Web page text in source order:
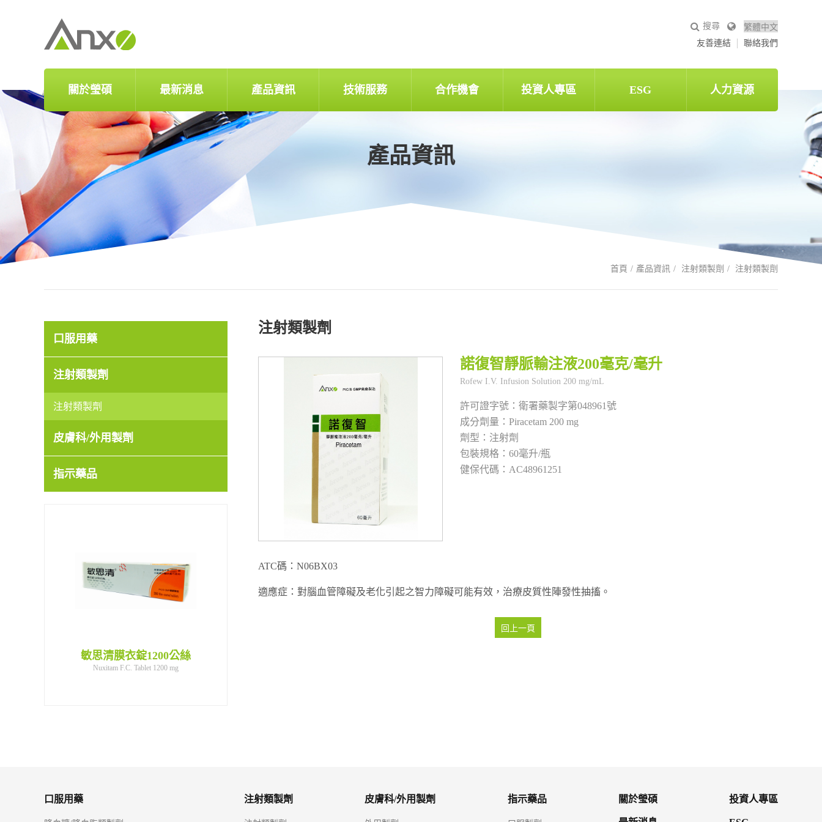
友善連結 聯絡我們
關於瑩碩 最新消息 產品資訊 技術服務 合作機會 投資人專區 ESG 人力資源
產品資訊
首頁 產品資訊 注射類製劑 注射類製劑
口服用藥
注射類製劑
注射類製劑
皮膚科/外用製劑
指示藥品
悠思坦400公絲膜衣錠
注射類製劑
諾復智靜脈輸注液200毫克/毫升
衛署藥製字第048961號
Piracetam 200 mg
注射劑
60毫升/瓶
AC48961251
ATC碼：N06BX03
適應症：對腦血管障礙及老化引起之智力障礙可能有效，治療皮質性陣發性抽搐。
回上一頁
口服用藥 注射類製劑 皮膚科/外用製劑 指示藥品 關於瑩碩 投資人專區